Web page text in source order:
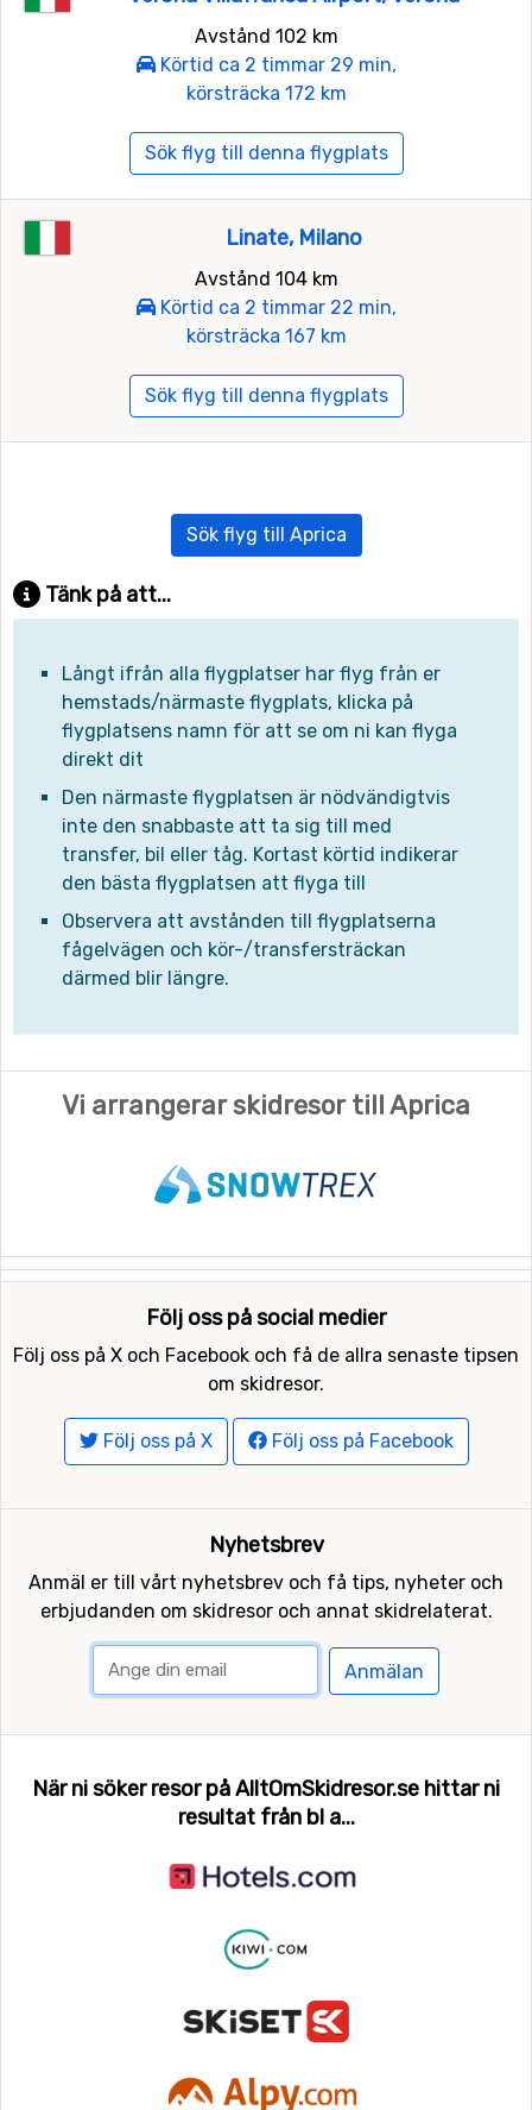
Avstånd 102 km
Körtid ca 2 timmar 29 min,
körsträcka 172 km
Sök flyg till denna flygplats
Linate, Milano
Avstånd 104 km
Körtid ca 2 timmar 22 min,
körsträcka 167 km
Sök flyg till denna flygplats
Sök flyg till Aprica
Tänk på att...
Långt ifrån alla flygplatser har flyg från er
hemstads/närmaste flygplats, klicka på
flygplatsens namn för att se om ni kan flyga
direkt dit
Den närmaste flygplatsen är nödvändigtvis
inte den snabbaste att ta sig till med
transfer, bil eller tåg. Kortast körtid indikerar
den bästa flygplatsen att flyga till
Observera att avstånden till flygplatserna
fågelvägen och kör-/transfersträckan
därmed blir längre.
Vi arrangerar skidresor till Aprica
Följ oss på social medier
Följ oss på X och Facebook och få de allra senaste tipsen
om skidresor.
Följ oss på X Följ oss på Facebook
Nyhetsbrev
Anmäl er till vårt nyhetsbrev och få tips, nyheter och
erbjudanden om skidresor och annat skidrelaterat.
Anmälan
När ni söker resor på AlltOmSkidresor.se hittar ni
resultat från bl a...